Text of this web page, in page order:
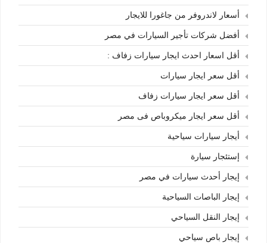
أسعار لاندروفر من جاغورا للايجار
أفضل شركات تأجير السيارات في مصر
أقل اسعار احدث ايجار سيارات زفاف :
أقل سعر ايجار سيارات
أقل سعر ايجار سيارات زفاف
أقل سعر ايجار ميكروباص فى مصر
أيجار سيارات سياحية
إستئجار سيارة
إيجار أحدث سيارات في مصر
إيجار الباصات السياحية
إيجار النقل السياحي
إيجار باص سياحي